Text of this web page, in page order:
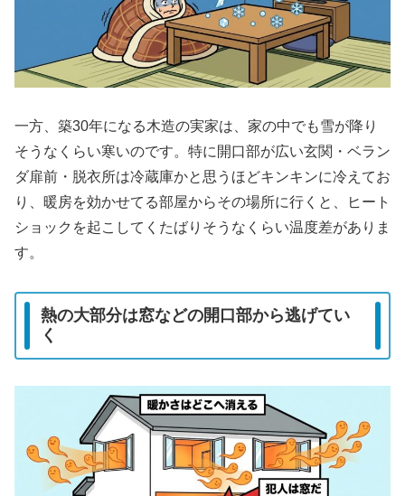
一方、築30年になる木造の実家は、家の中でも雪が降り
そうなくらい寒いのです。特に開口部が広い玄関・ベラン
ダ扉前・脱衣所は冷蔵庫かと思うほどキンキンに冷えてお
り、暖房を効かせてる部屋からその場所に行くと、ヒート
ショックを起こしてくたばりそうなくらい温度差がありま
す。
熱の大部分は窓などの開口部から逃げてい
く